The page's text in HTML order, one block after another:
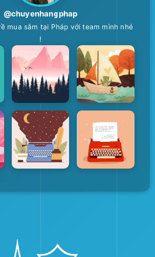
@chuyenhangphap
mua sắm tại Pháp với team mình nhé
!